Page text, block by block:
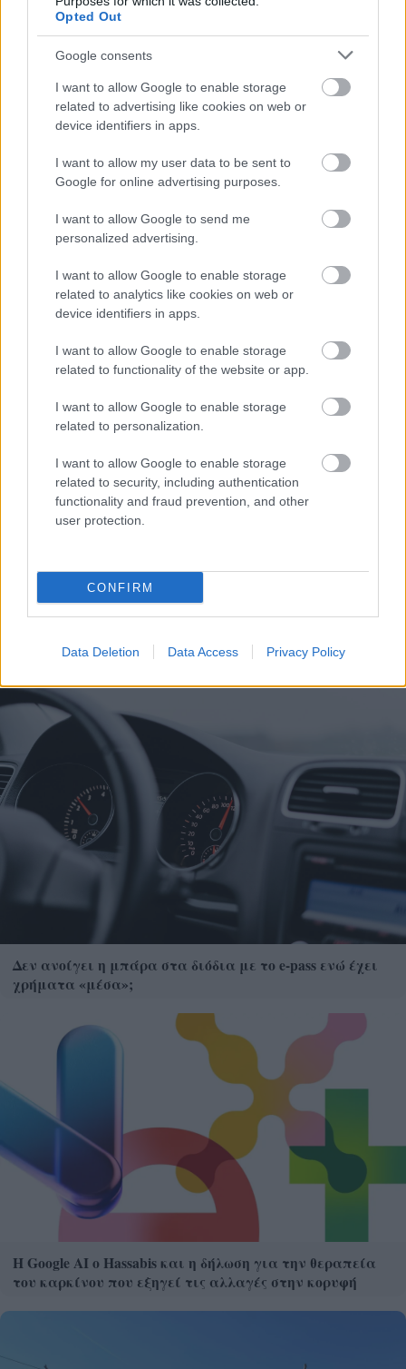
Opted Out
Google consents
I want to allow Google to enable storage
related to advertising like cookies on web or
device identifiers in apps.
I want to allow my user data to be sent to
Google for online advertising purposes.
I want to allow Google to send me
personalized advertising.
I want to allow Google to enable storage
related to analytics like cookies on web or
device identifiers in apps.
I want to allow Google to enable storage
related to functionality of the website or app.
I want to allow Google to enable storage
related to personalization.
I want to allow Google to enable storage
related to security, including authentication
functionality and fraud prevention, and other
user protection.
CONFIRM
Data Deletion Data Access Privacy Policy
Το Minecraft έρχεται στο Nintendo Switch 2 όπως δεν το
έχετε ξαναδεί
Η εορτή της Μεταμόρφωσης στον Ψαθόπυργο ΦΩΤΟ
Δεν ανοίγει η μπάρα στα διόδια με το e-pass ενώ έχει
χρήματα «μέσα»;
Η Google ΑΙ ο Hassabis και η δήλωση για την θεραπεία
του καρκίνου που εξηγεί τις αλλαγές στην κορυφή